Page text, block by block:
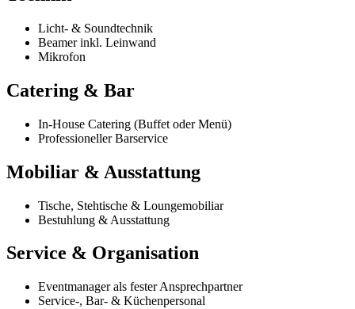
Licht- & Soundtechnik
Beamer inkl. Leinwand
Mikrofon
Catering & Bar
In-House Catering (Buffet oder Menü)
Professioneller Barservice
Mobiliar & Ausstattung
Tische, Stehtische & Loungemobiliar
Bestuhlung & Ausstattung
Service & Organisation
Eventmanager als fester Ansprechpartner
Service-, Bar- & Küchenpersonal